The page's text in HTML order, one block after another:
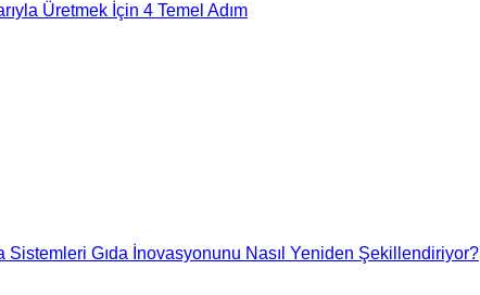
Üretmek İçin 4 Temel Adım
Sistemleri Gıda İnovasyonunu Nasıl Yeniden Şekillendiriyor?